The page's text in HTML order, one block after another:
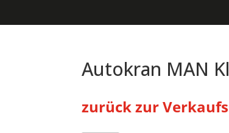
Autokran MAN
zurück zur